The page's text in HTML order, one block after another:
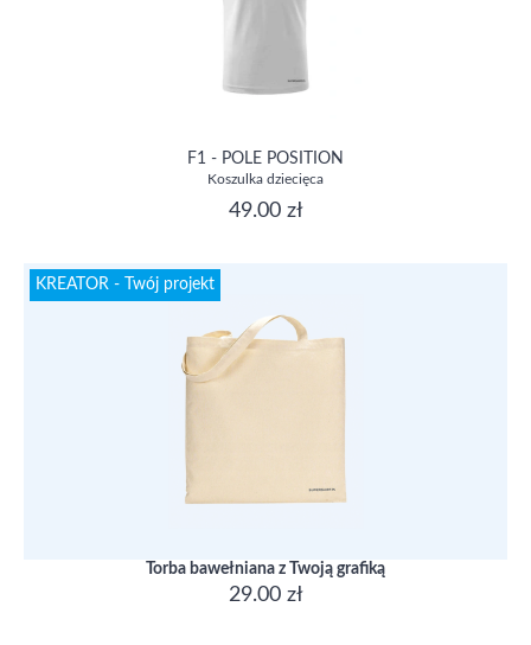
F1 - POLE POSITION
Koszulka dziecięca
49.00 zł
KREATOR - Twój projekt
Torba bawełniana z Twoją grafiką
29.00 zł